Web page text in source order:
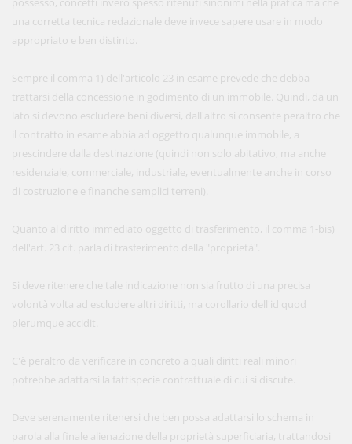
una corretta tecnica redazionale deve invece sapere usare in modo
appropriato e ben distinto.
Sempre il comma 1) dell'articolo 23 in esame prevede che debba
trattarsi della concessione in godimento di un immobile. Quindi, da un
lato si devono escludere beni diversi, dall'altro si consente peraltro che
il contratto in esame abbia ad oggetto qualunque immobile, a
prescindere dalla destinazione (quindi non solo abitativo, ma anche
residenziale, commerciale, industriale, eventualmente anche in corso
di costruzione e finanche semplici terreni).
Quanto al diritto immediato oggetto di trasferimento, il comma 1-bis)
dell'art. 23 cit. parla di trasferimento della "proprietà".
Si deve ritenere che tale indicazione non sia frutto di una precisa
volontà volta ad escludere altri diritti, ma corollario dell'id quod
plerumque accidit.
C'è peraltro da verificare in concreto a quali diritti reali minori
potrebbe adattarsi la fattispecie contrattuale di cui si discute.
Deve serenamente ritenersi che ben possa adattarsi lo schema in
parola alla finale alienazione della proprietà superficiaria, trattandosi